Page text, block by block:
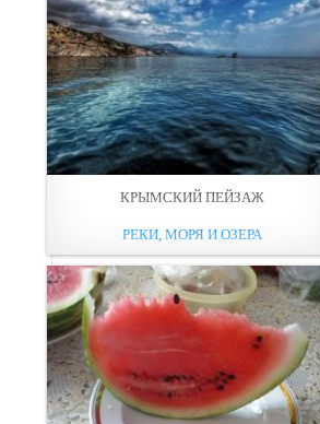
КРЫМСКИЙ ПЕЙЗАЖ
РЕКИ, МОРЯ И ОЗЕРА